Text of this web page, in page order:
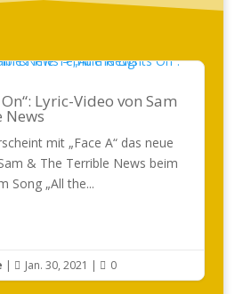
Lyric-Video von Sam
News
mit „Face A“ das neue
& The Terrible News beim
Song „All the...
|  Jan. 30, 2021 |  0